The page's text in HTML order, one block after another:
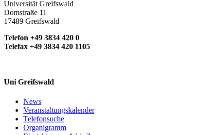
Universität Greifswald
Domstraße 11
17489 Greifswald
Telefon +49 3834 420 0
Telefax +49 3834 420 1105
Uni Greifswald
News
Veranstaltungskalender
Telefonsuche
Organigramm